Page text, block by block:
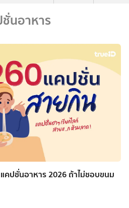
นอาหาร
คปชั่นอาหาร 2026 ถ้าไม่ชอบขนม